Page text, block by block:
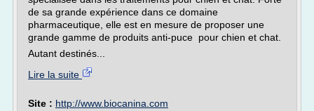
de sa grande expérience dans ce domaine
pharmaceutique, elle est en mesure de proposer une
grande gamme de produits anti-puce pour chien et chat.
Autant destinés...
Lire la suite
Site : http://www.biocanina.com